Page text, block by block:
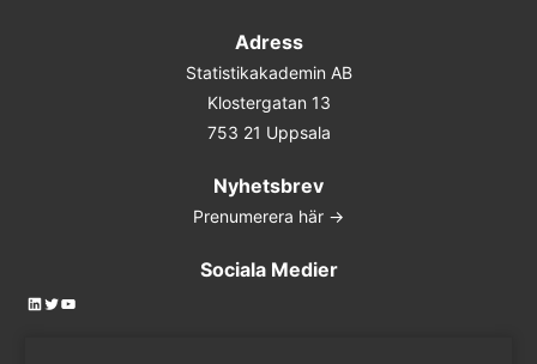
Adress
Statistikakademin AB
Klostergatan 13
753 21 Uppsala
Nyhetsbrev
Prenumerera här ->
Sociala Medier
LinkedIn
Twitter
YouTube